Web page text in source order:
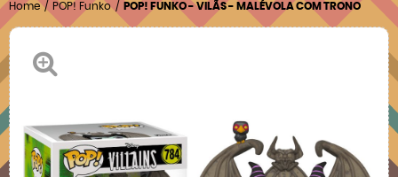
Home POP! Funko POP! FUNKO - VILÃS - MALÉVOLA COM TRONO